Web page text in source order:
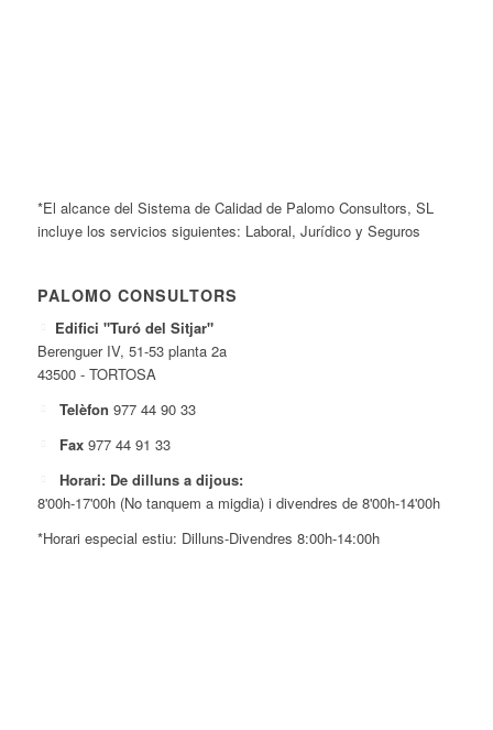
*El alcance del Sistema de Calidad de Palomo Consultors, SL
incluye los servicios siguientes: Laboral, Jurídico y Seguros
PALOMO CONSULTORS
Edifici "Turó del Sitjar"
Berenguer IV, 51-53 planta 2a
43500 - TORTOSA
Telèfon 977 44 90 33
Fax 977 44 91 33
Horari: De dilluns a dijous:
8'00h-17'00h (No tanquem a migdia) i divendres de 8'00h-14'00h
*Horari especial estiu: Dilluns-Divendres 8:00h-14:00h